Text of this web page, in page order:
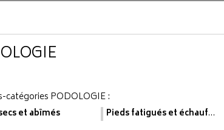
catégories PODOLOGIE:
et abîmés Pieds fatigués et échauffés